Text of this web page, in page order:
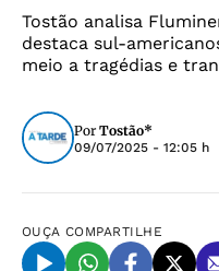
Tostão analisa
destaca sul-
meio a tragédias e
Por Tostão*
09/07/2025 - 12:05 h
OUÇA COMPARTILHE